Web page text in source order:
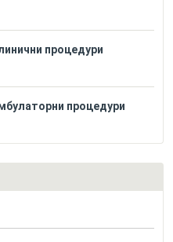
процедури
процедури